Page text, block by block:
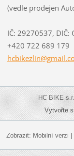
(vedle prodejen
IČ: 29270537, DIČ:
+420 722 689 179
hcbikezlin@gmail
HC BIKE
Vytvořte
Zobrazit: Mobilní verzi